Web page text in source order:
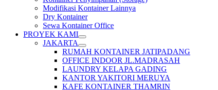
Modifikasi Kontainer Lainnya
Dry Kontainer
Sewa Kontainer Office
PROYEK KAMI
JAKARTA
RUMAH KONTAINER JATIPADANG
OFFICE INDOOR JL.MADRASAH
LAUNDRY KELAPA GADING
KANTOR YAKITORI MERUYA
KAFE KONTAINER THAMRIN